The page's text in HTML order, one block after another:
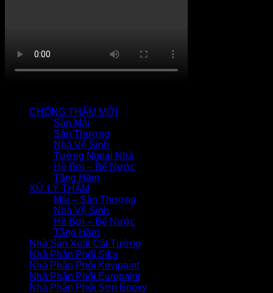
CHỐNG THẤM MỚI
Sàn Mái
Sân Thượng
Nhà Vệ Sinh
Tường Ngoài Nhà
Hồ Bơi – Bể Nước
Tầng Hầm
XỬ LÝ THẤM
Mái – Sân Thượng
Nhà Vệ Sinh
Hồ Bơi – Bể Nước
Tầng Hầm
Nhà Sản Xuất Cát Tường
Nhà Phân Phối Sika
Nhà Phân Phối Kovipaint
Nhà Phân Phối Europaint
Nhà Phân Phối Sơn Epoxy